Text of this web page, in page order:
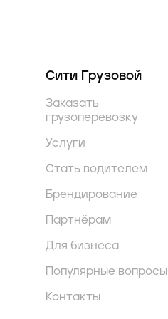
Сити Грузовой
Заказать
грузоперевозку
Услуги
Стать водителем
Брендирование
Партнёрам
Для бизнеса
Популярные вопросы
Контакты